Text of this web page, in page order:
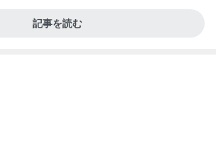
記事を読む